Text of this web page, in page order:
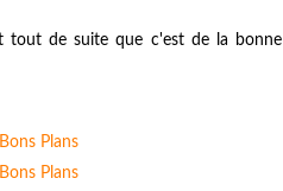
tout de suite que c'est de la bonne